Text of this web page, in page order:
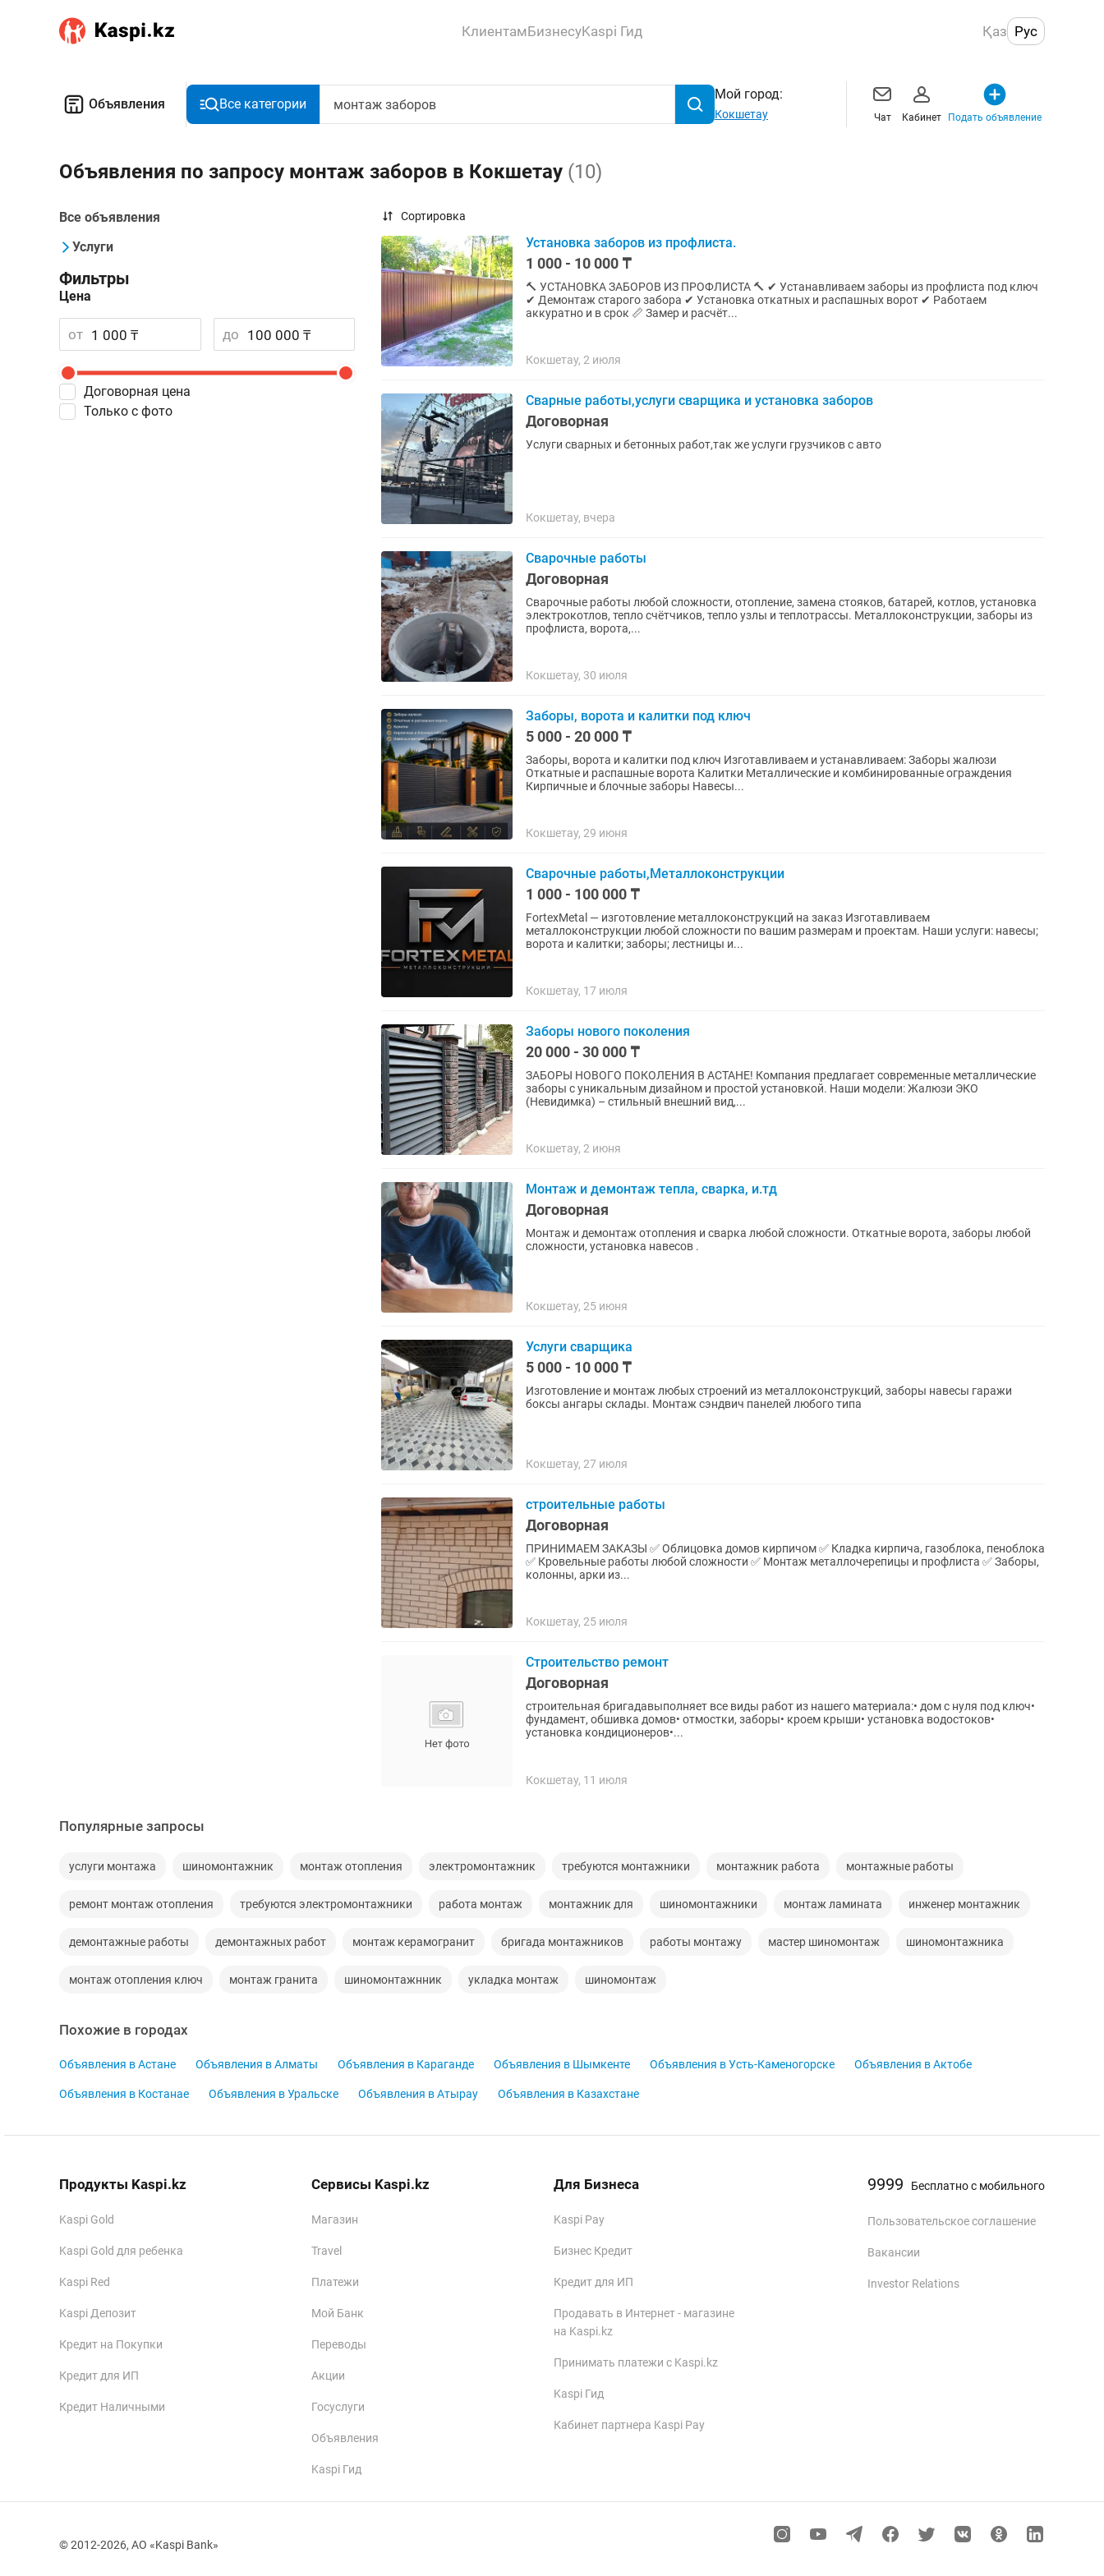
КлиентамБизнесуKaspi Гид Қаз Рус
Объявления Все категории
Мой город:
Кокшетау Чат Кабинет Подать объявление
Объявления по запросу монтаж заборов в Кокшетау (10)
Все объявления
Услуги
Фильтры
Цена
от до
Договорная цена
Только с фото
Сортировка
Установка заборов из профлиста.
1 000 - 10 000 ₸
🔨 УСТАНОВКА ЗАБОРОВ ИЗ ПРОФЛИСТА 🔨 ✔ Устанавливаем заборы из профлиста под ключ
✔ Демонтаж старого забора ✔ Установка откатных и распашных ворот ✔ Работаем
аккуратно и в срок 📏 Замер и расчёт...
Кокшетау, 2 июля
Сварные работы,услуги сварщика и установка заборов
Договорная
Услуги сварных и бетонных работ,так же услуги грузчиков с авто
Кокшетау, вчера
Сварочные работы
Договорная
Сварочные работы любой сложности, отопление, замена стояков, батарей, котлов, установка
электрокотлов, тепло счётчиков, тепло узлы и теплотрассы. Металлоконструкции, заборы из
профлиста, ворота,...
Кокшетау, 30 июля
Заборы, ворота и калитки под ключ
5 000 - 20 000 ₸
Заборы, ворота и калитки под ключ Изготавливаем и устанавливаем: Заборы жалюзи
Откатные и распашные ворота Калитки Металлические и комбинированные ограждения
Кирпичные и блочные заборы Навесы...
Кокшетау, 29 июня
Сварочные работы,Металлоконструкции
1 000 - 100 000 ₸
FortexMetal — изготовление металлоконструкций на заказ Изготавливаем
металлоконструкции любой сложности по вашим размерам и проектам. Наши услуги: навесы;
ворота и калитки; заборы; лестницы и...
Кокшетау, 17 июля
Заборы нового поколения
20 000 - 30 000 ₸
ЗАБОРЫ НОВОГО ПОКОЛЕНИЯ В АСТАНЕ! Компания предлагает современные металлические
заборы с уникальным дизайном и простой установкой. Наши модели: Жалюзи ЭКО
(Невидимка) – стильный внешний вид,...
Кокшетау, 2 июня
Монтаж и демонтаж тепла, сварка, и.тд
Договорная
Монтаж и демонтаж отопления и сварка любой сложности. Откатные ворота, заборы любой
сложности, установка навесов .
Кокшетау, 25 июня
Услуги сварщика
5 000 - 10 000 ₸
Изготовление и монтаж любых строений из металлоконструкций, заборы навесы гаражи
боксы ангары склады. Монтаж сэндвич панелей любого типа
Кокшетау, 27 июля
строительные работы
Договорная
ПРИНИМАЕМ ЗАКАЗЫ ✅ Облицовка домов кирпичом ✅ Кладка кирпича, газоблока, пеноблока
✅ Кровельные работы любой сложности ✅ Монтаж металлочерепицы и профлиста ✅ Заборы,
колонны, арки из...
Кокшетау, 25 июля
Строительство ремонт
Договорная
строительная бригадавыполняет все виды работ из нашего материала:• дом с нуля под ключ•
фундамент, обшивка домов• отмостки, заборы• кроем крыши• установка водостоков•
установка кондиционеров•...
Кокшетау, 11 июля
Популярные запросы
услуги монтажа шиномонтажник монтаж отопления электромонтажник требуются монтажники монтажник работа монтажные работы
ремонт монтаж отопления требуются электромонтажники работа монтаж монтажник для шиномонтажники монтаж ламината инженер монтажник
демонтажные работы демонтажных работ монтаж керамогранит бригада монтажников работы монтажу мастер шиномонтаж шиномонтажника
монтаж отопления ключ монтаж гранита шиномонтажнник укладка монтаж шиномонтаж
Похожие в городах
Объявления в Астане Объявления в Алматы Объявления в Караганде Объявления в Шымкенте Объявления в Усть-Каменогорске Объявления в Актобе
Объявления в Костанае Объявления в Уральске Объявления в Атырау Объявления в Казахстане
Продукты Kaspi.kz
Kaspi Gold
Kaspi Gold для ребенка
Kaspi Red
Kaspi Депозит
Кредит на Покупки
Кредит для ИП
Кредит Наличными
Сервисы Kaspi.kz
Магазин
Travel
Платежи
Мой Банк
Переводы
Акции
Госуслуги
Объявления
Kaspi Гид
Для Бизнеса
Kaspi Pay
Бизнес Кредит
Кредит для ИП
Продавать в Интернет - магазине
на Kaspi.kz
Принимать платежи с Kaspi.kz
Kaspi Гид
Кабинет партнера Kaspi Pay
9999 Бесплатно с мобильного
Пользовательское соглашение
Вакансии
Investor Relations
© 2012-2026, АО «Kaspi Bank»